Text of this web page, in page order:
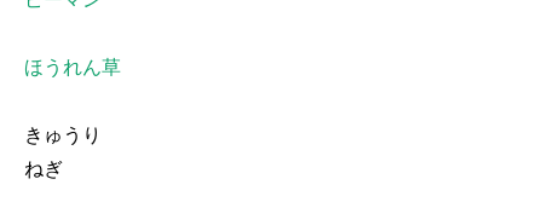
ほうれん草
きゅうり
ねぎ